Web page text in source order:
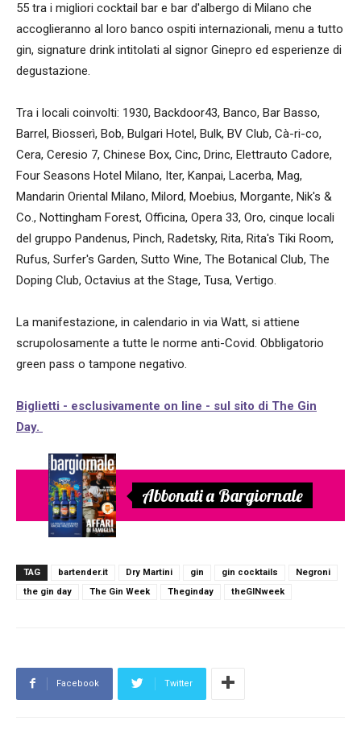
55 tra i migliori cocktail bar e bar d'albergo di Milano che
accoglieranno al loro banco ospiti internazionali, menu a tutto
gin, signature drink intitolati al signor Ginepro ed esperienze di
degustazione.
Tra i locali coinvolti: 1930, Backdoor43, Banco, Bar Basso,
Barrel, Biosserì, Bob, Bulgari Hotel, Bulk, BV Club, Cà-ri-co,
Cera, Ceresio 7, Chinese Box, Cinc, Drinc, Elettrauto Cadore,
Four Seasons Hotel Milano, Iter, Kanpai, Lacerba, Mag,
Mandarin Oriental Milano, Milord, Moebius, Morgante, Nik's &
Co., Nottingham Forest, Officina, Opera 33, Oro, cinque locali
del gruppo Pandenus, Pinch, Radetsky, Rita, Rita's Tiki Room,
Rufus, Surfer's Garden, Sutto Wine, The Botanical Club, The
Doping Club, Octavius at the Stage, Tusa, Vertigo.
La manifestazione, in calendario in via Watt, si attiene
scrupolosamente a tutte le norme anti-Covid. Obbligatorio
green pass o tampone negativo.
Biglietti - esclusivamente on line - sul sito di The Gin
Day.
Abbonati a Bargiornale
TAG bartender.it Dry Martini gin gin cocktails
Negroni
the gin day
The Gin Week Theginday theGINweek
Facebook Twitter